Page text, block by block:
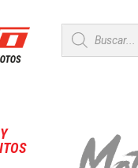
Búsqueda
de
productos